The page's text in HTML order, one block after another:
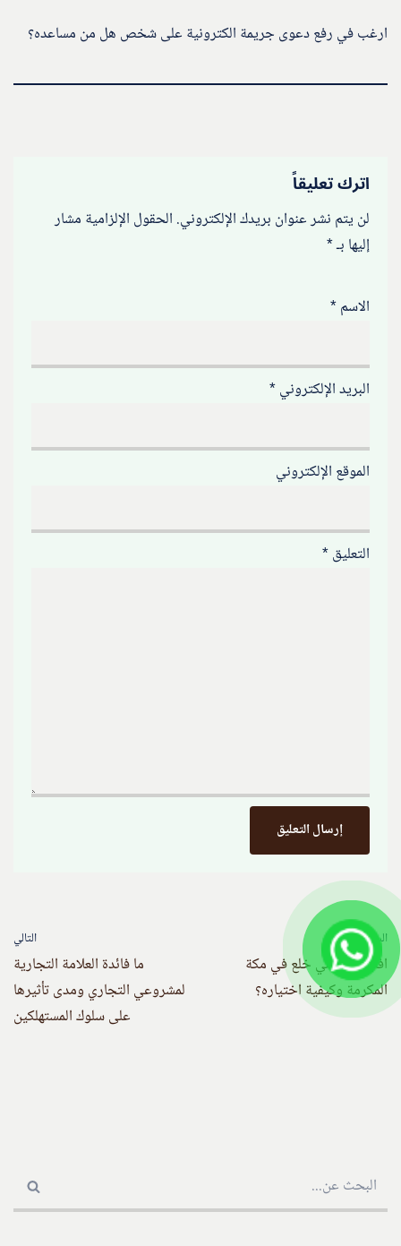
ارغب في رفع دعوى جريمة الكترونية على شخص هل من مساعده؟
اترك تعليقاً
لن يتم نشر عنوان بريدك الإلكتروني. الحقول الإلزامية مشار
إليها بـ*
الاسم*
البريد الإلكتروني*
الموقع الإلكتروني
التعليق*
السابق
افضل محامي خلع في مكة
المكرمة وكيفية اختياره؟
التالي
ما فائدة العلامة التجارية
لمشروعي التجاري ومدى تأثيرها
على سلوك المستهلكين